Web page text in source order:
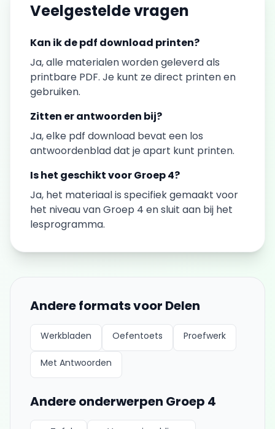
Veelgestelde vragen
Kan ik depdf download printen?
Ja, alle materialen worden geleverd als
printbare PDF. Je kunt ze direct printen en
gebruiken.
Zitten er antwoorden bij?
Ja, elke pdf download bevat een los
antwoordenblad dat je apart kunt printen.
Is het geschikt voorGroep 4?
Ja, het materiaal is specifiek gemaakt voor
het niveau vanGroep 4 en sluit aan bij het
lesprogramma.
Andere formats voor Delen
Werkbladen Oefentoets Proefwerk
Met Antwoorden
Andere onderwerpen Groep 4